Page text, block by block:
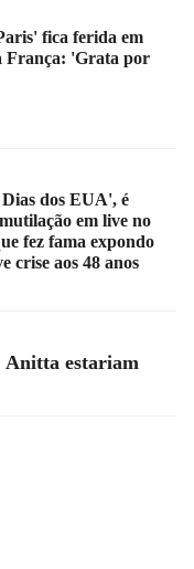
fica ferida em
França: 'Grata por
dos EUA', é
em live no
fez fama expondo
crise aos 48 anos
Anitta estariam